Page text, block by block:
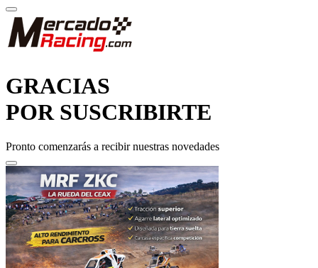
GRACIAS
POR SUSCRIBIRTE
Pronto comenzarás a recibir nuestras novedades